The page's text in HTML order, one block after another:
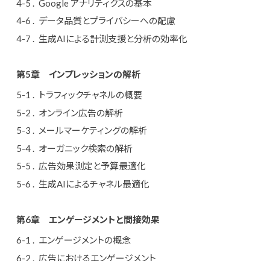
Google アナリティクスの基本
データ品質とプライバシーへの配慮
生成AIによる計測支援と分析の効率化
第5章
インプレッションの解析
トラフィックチャネルの概要
オンライン広告の解析
メールマーケティングの解析
オーガニック検索の解析
広告効果測定と予算最適化
生成AIによるチャネル最適化
第6章
エンゲージメントと間接効果
エンゲージメントの概念
広告におけるエンゲージメント